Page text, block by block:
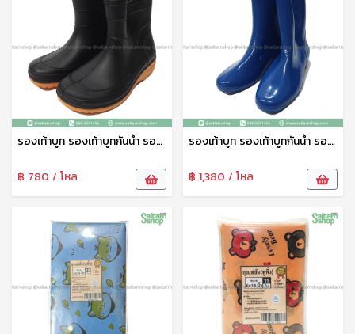
รองเท้าบูท รองเท้าบูทกันน้ำ รองเท้าทำสวน รองเท้าบูทสูง 7 นิ้ว สีดำ No.A555 arrow star
฿ 780 / โหล
รองเท้าบูท รองเท้าบูทกันน้ำ รองเท้าทำสวน รองเท้าบูทสูง 9.5 นิ้ว คละสี No.A3000 arrow star
฿ 1,380 / โหล